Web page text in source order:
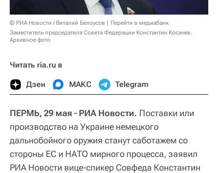
© РИА Новости / Виталий Белоусов
Перейти в медиабанк
Заместитель председателя Совета Федерации Константин Косачев.
Архивное фото
Читать ria.ru в
Дзен МАКС Telegram
ПЕРМЬ, 29 мая - РИА Новости. Поставки или
производство на Украине немецкого
дальнобойного оружия станут саботажем со
стороны ЕС и НАТО мирного процесса, заявил
РИА Новости вице-спикер Совфеда Константин